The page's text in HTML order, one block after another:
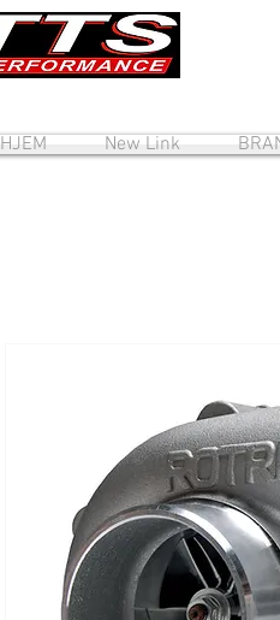
HJEM New Link